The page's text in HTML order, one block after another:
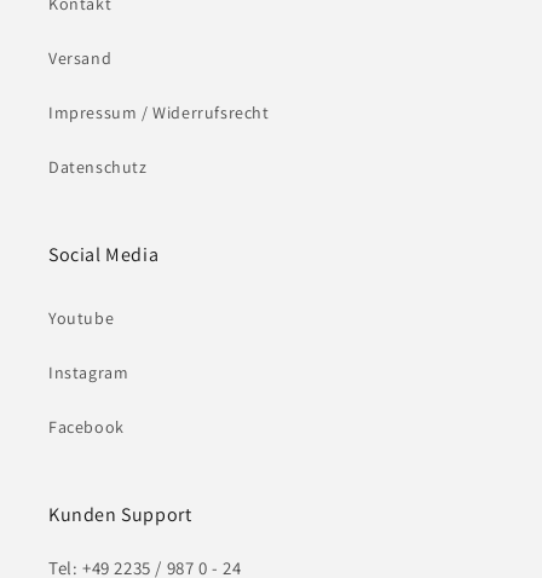
Versand
Impressum / Widerrufsrecht
Datenschutz
Social Media
Youtube
Instagram
Facebook
Kunden Support
Tel: +49 2235 / 987 0 - 24